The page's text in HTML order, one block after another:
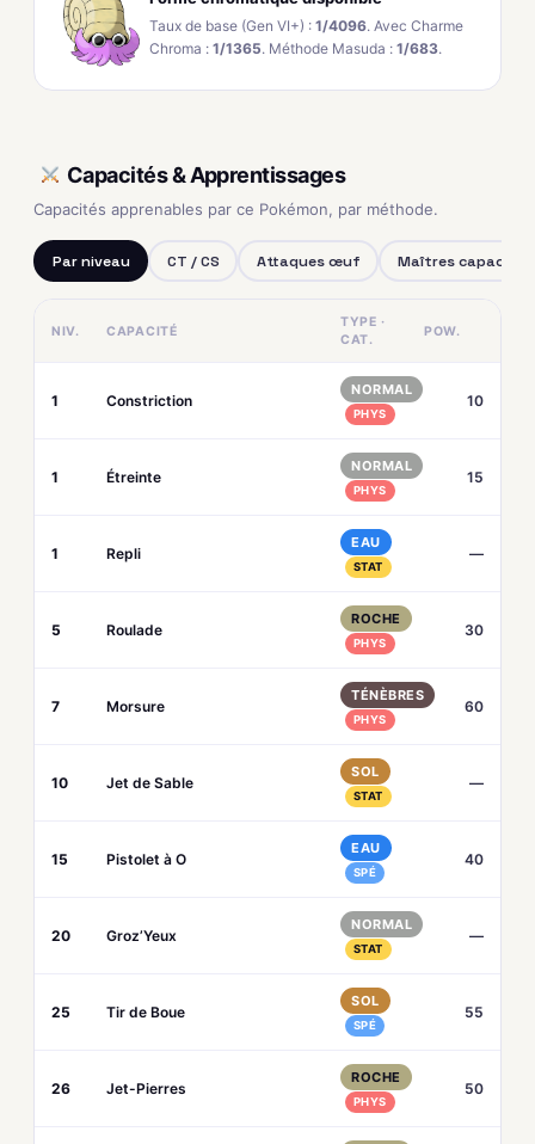
Taux de base (Gen VI+) : 1/4096. Avec Charme
Chroma : 1/1365. Méthode Masuda : 1/683.
Capacités & Apprentissages
Capacités apprenables par ce Pokémon, par méthode.
Par niveau CT / CS Attaques œuf Maîtres capacités
NIV. CAPACITÉ
TYPE ·
CAT.
POW.
1 Constriction
NORMAL
PHYS
10
1 Étreinte
NORMAL
PHYS
15
1 Repli
EAU
STAT
—
5 Roulade
ROCHE
PHYS
30
7 Morsure
TÉNÈBRES
PHYS
60
10 Jet de Sable
SOL
STAT
—
15 Pistolet à O
EAU
SPÉ
40
20 Groz’Yeux
NORMAL
STAT
—
25 Tir de Boue
SOL
SPÉ
55
26 Jet-Pierres
ROCHE
PHYS
50